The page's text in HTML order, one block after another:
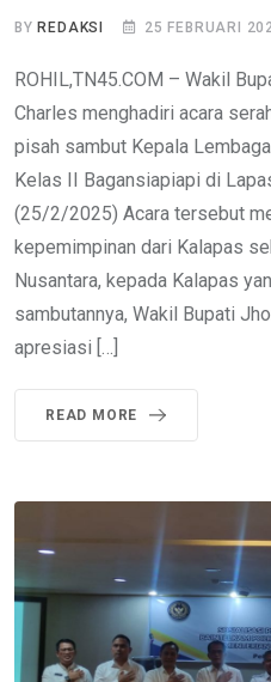
BYREDAKSI 25 FEBRUARI
ROHIL,TN45.COM – Wakil
Charles menghadiri acara
pisah sambut Kepala
Kelas II Bagansiapiapi di
(25/2/2025) Acara tersebut
kepemimpinan dari Kalapas
Nusantara, kepada Kalapas
sambutannya, Wakil Bupati
apresiasi […]
READ MORE